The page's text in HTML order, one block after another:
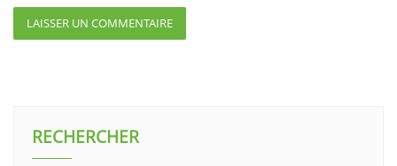
RECHERCHER